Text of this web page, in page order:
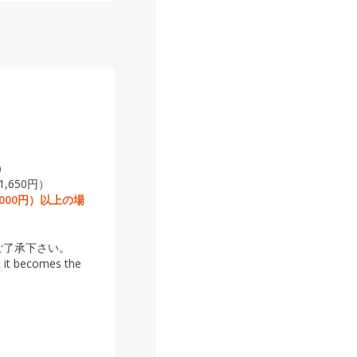
円）
円）以上の場
承下さい。
it becomes the